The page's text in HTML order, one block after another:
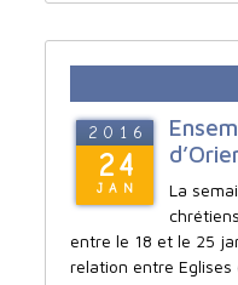
2016
24
JAN
La
entre le 18 et le 25
relation entre Eglises